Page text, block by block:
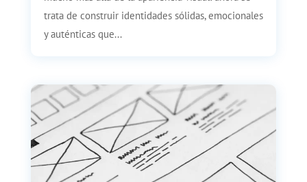
trata de construir identidades sólidas, emocionales
y auténticas que...